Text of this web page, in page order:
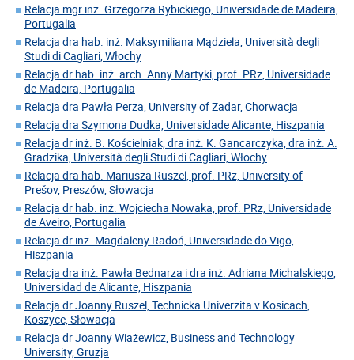
Relacja mgr inż. Grzegorza Rybickiego, Universidade de Madeira,
Portugalia
Relacja dra hab. inż. Maksymiliana Mądziela, Università degli
Studi di Cagliari, Włochy
Relacja dr hab. inż. arch. Anny Martyki, prof. PRz, Universidade
de Madeira, Portugalia
Relacja dra Pawła Perza, University of Zadar, Chorwacja
Relacja dra Szymona Dudka, Universidade Alicante, Hiszpania
Relacja dr inż. B. Kościelniak, dra inż. K. Gancarczyka, dra inż. A.
Gradzika, Università degli Studi di Cagliari, Włochy
Relacja dra hab. Mariusza Ruszel, prof. PRz, University of
Prešov, Preszów, Słowacja
Relacja dr hab. inż. Wojciecha Nowaka, prof. PRz, Universidade
de Aveiro, Portugalia
Relacja dr inż. Magdaleny Radoń, Universidade do Vigo,
Hiszpania
Relacja dra inż. Pawła Bednarza i dra inż. Adriana Michalskiego,
Universidad de Alicante, Hiszpania
Relacja dr Joanny Ruszel, Technicka Univerzita v Kosicach,
Koszyce, Słowacja
Relacja dr Joanny Wiażewicz, Business and Technology
University, Gruzja